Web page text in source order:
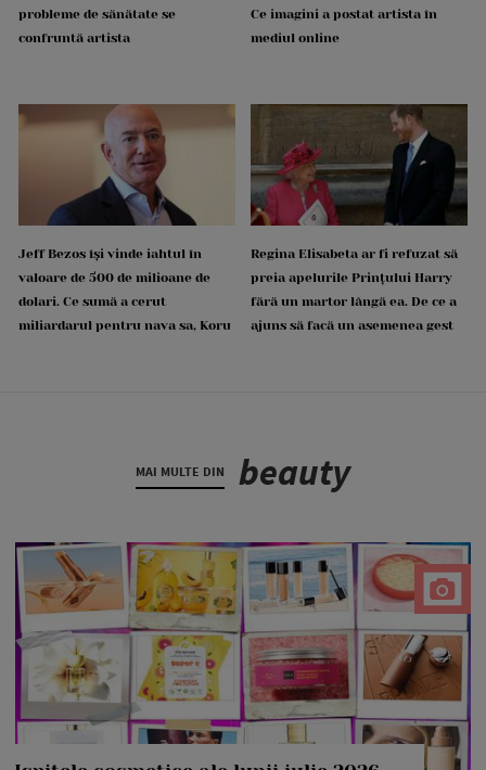
probleme de sănătate se
confruntă artista
Ce imagini a postat artista în
mediul online
Jeff Bezos își vinde iahtul în
valoare de 500 de milioane de
dolari. Ce sumă a cerut
miliardarul pentru nava sa, Koru
Regina Elisabeta ar fi refuzat să
preia apelurile Prințului Harry
fără un martor lângă ea. De ce a
ajuns să facă un asemenea gest
MAI MULTE DIN beauty